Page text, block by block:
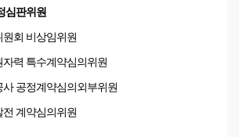
심판위원
원회 비상임위원
자력 특수계약심의위원
사 공정계약심의외부위원
전 계약심의위원